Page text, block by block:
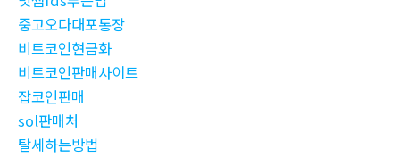
중고오다대포통장
비트코인현금화
비트코인판매사이트
잡코인판매
sol판매처
탈세하는방법